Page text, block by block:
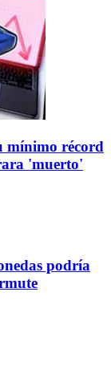
mínimo récord
'muerto'
podría